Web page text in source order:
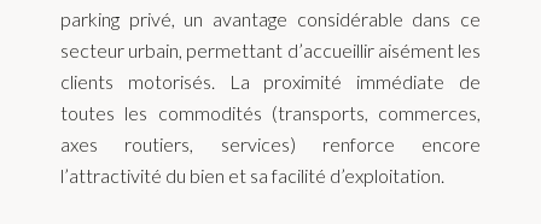
parking privé, un avantage considérable dans ce
secteur urbain, permettant d’accueillir aisément les
clients motorisés. La proximité immédiate de
toutes les commodités (transports, commerces,
axes routiers, services) renforce encore
l’attractivité du bien et sa facilité d’exploitation.